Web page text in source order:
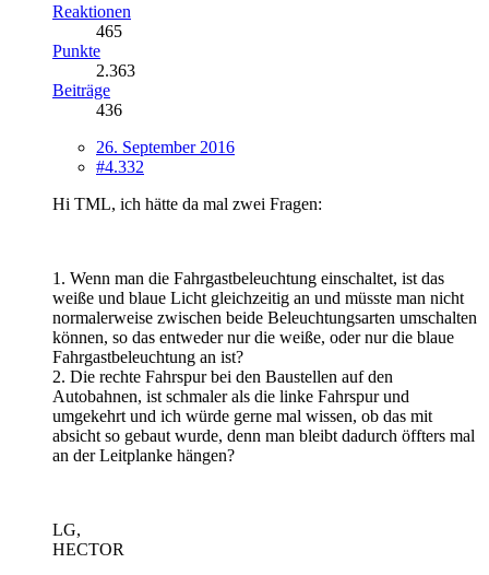
Reaktionen
465
Punkte
2.363
Beiträge
436
26. September 2016
#4.332
Hi TML, ich hätte da mal zwei Fragen:
1. Wenn man die Fahrgastbeleuchtung einschaltet, ist das
weiße und blaue Licht gleichzeitig an und müsste man nicht
normalerweise zwischen beide Beleuchtungsarten umschalten
können, so das entweder nur die weiße, oder nur die blaue
Fahrgastbeleuchtung an ist?
2. Die rechte Fahrspur bei den Baustellen auf den
Autobahnen, ist schmaler als die linke Fahrspur und
umgekehrt und ich würde gerne mal wissen, ob das mit
absicht so gebaut wurde, denn man bleibt dadurch öffters mal
an der Leitplanke hängen?
LG,
HECTOR